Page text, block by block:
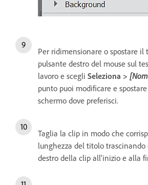
Per ridimensionare o spostare il
pulsante destro del mouse sul
lavoro e scegli Seleziona >
punto puoi modificare e
schermo dove preferisci.
Taglia la clip in modo che
lunghezza del titolo
destro della clip all'inizio e alla